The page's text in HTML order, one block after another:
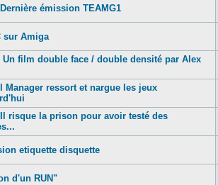
émission TEAMG1
sur Amiga
Un film double face / double densité par Alex
Manager ressort et nargue les jeux
Il risque la prison pour avoir testé des
etiquette disquette
d'un RUN"